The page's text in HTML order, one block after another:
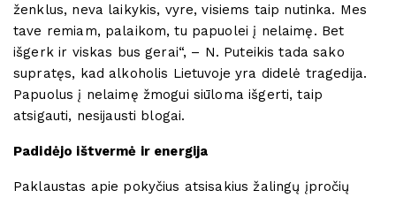
ženklus, neva laikykis, vyre, visiems taip nutinka. Mes
tave remiam, palaikom, tu papuolei į nelaimę. Bet
išgerk ir viskas bus gerai“, – N. Puteikis tada sako
supratęs, kad alkoholis Lietuvoje yra didelė tragedija.
Papuolus į nelaimę žmogui siūloma išgerti, taip
atsigauti, nesijausti blogai.
Padidėjo ištvermė ir energija
Paklaustas apie pokyčius atsisakius žalingų įpročių